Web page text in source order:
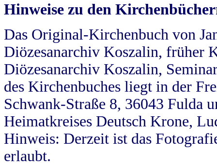
Hinweise zu den
Das Original-Kirchenbuch von
Diözesanarchiv Koszalin, früher
Diözesanarchiv Koszalin,
des Kirchenbuches liegt in der
Schwank-Straße 8, 36043 Fulda
Heimatkreises Deutsch Krone,
Hinweis: Derzeit ist das
erlaubt.